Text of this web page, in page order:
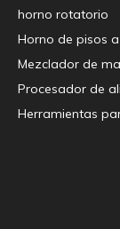
horno rotatorio
Horno de pisos a
Mezclador de
Procesador de
Herramientas